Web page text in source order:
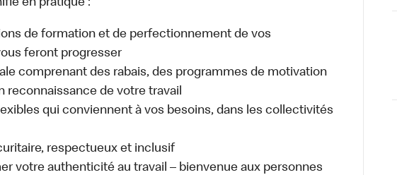
en pratique :
de formation et de perfectionnement de vos
feront progresser
comprenant des rabais, des programmes de motivation
reconnaissance de votre travail
qui conviennent à vos besoins, dans les collectivités
respectueux et inclusif
votre authenticité au travail – bienvenue aux personnes